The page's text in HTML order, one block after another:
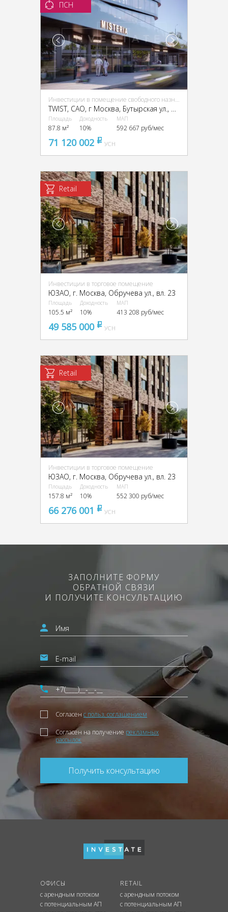
ПСН
Инвестиции в помещение свободного назначения (ПСН)
TWIST, CАО, г Москва, Бутырская ул., вл. 1
Площадь
87.8 м²
Доходность
10%
МАП
592 667 руб/мес
71 120 002 pуб
УСН
Retail
Инвестиции в торговое помещение
ЮЗАО, г. Москва, Обручева ул., вл. 23
Площадь
105.5 м²
Доходность
10%
МАП
413 208 руб/мес
49 585 000 pуб
УСН
Retail
Инвестиции в торговое помещение
ЮЗАО, г. Москва, Обручева ул., вл. 23
Площадь
157.8 м²
Доходность
10%
МАП
552 300 руб/мес
66 276 001 pуб
УСН
ЗАПОЛНИТЕ ФОРМУ
ОБРАТНОЙ СВЯЗИ
И ПОЛУЧИТЕ КОНСУЛЬТАЦИЮ
Согласен с польз. соглашением
Согласен на получение рекламных
рассылок
Получить консультацию
ОФИСЫ
с арендным потоком
с потенциальным АП
RETAIL
с арендным потоком
с потенциальным АП